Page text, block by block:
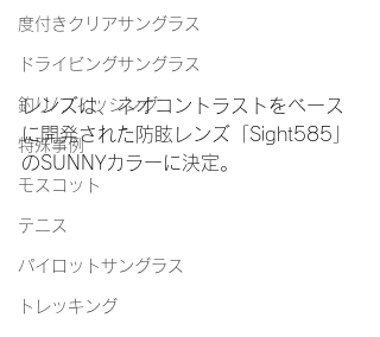
度付きクリアサングラス
ドライビングサングラス
釣り/フィッシング
特殊事例
モスコット
テニス
パイロットサングラス
トレッキング
レンズは、ネオコントラストをベース
に開発された防眩レンズ「Sight585」
のSUNNYカラーに決定。